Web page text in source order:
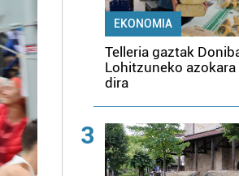
EKONOMIA
Telleria gaztak
Lohitzuneko
dira
3